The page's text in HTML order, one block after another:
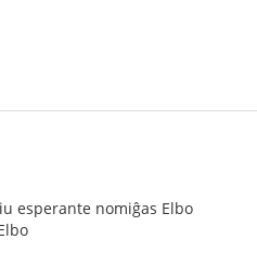
esperante nomiĝas Elbo